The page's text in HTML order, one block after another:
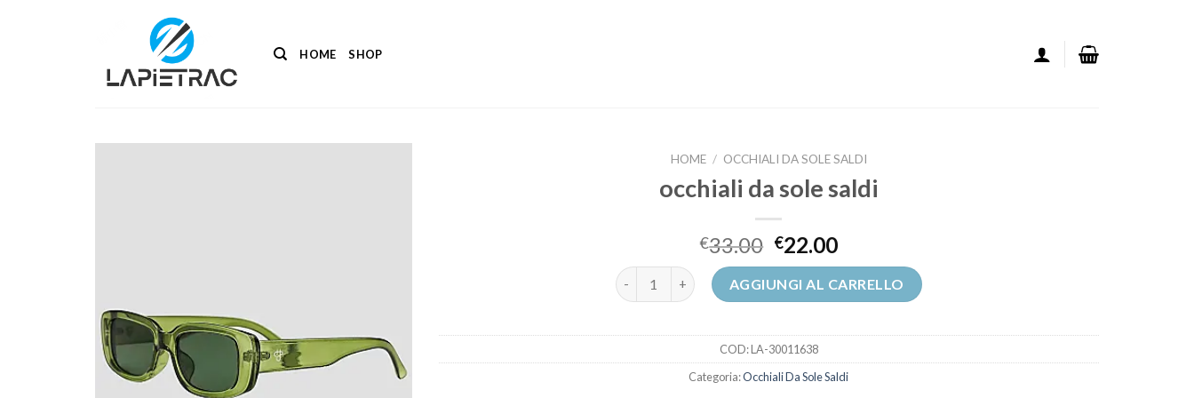
HOME SHOP
HOME / OCCHIALI DA SOLE SALDI
occhiali da sole saldi
€33.00 €22.00
occhiali da sole saldi quantitàAGGIUNGI AL CARRELLO
COD:LA-30011638
Categoria:Occhiali Da Sole Saldi